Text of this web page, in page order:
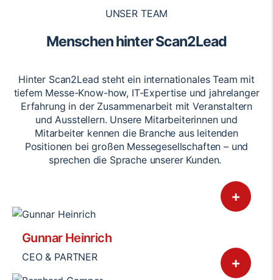
UNSER TEAM
Menschen hinter Scan2Lead
Hinter Scan2Lead steht ein internationales Team mit
tiefem Messe-Know-how, IT-Expertise und jahrelanger
Erfahrung in der Zusammenarbeit mit Veranstaltern
und Ausstellern. Unsere Mitarbeiterinnen und
Mitarbeiter kennen die Branche aus leitenden
Positionen bei großen Messegesellschaften – und
sprechen die Sprache unserer Kunden.
+
Gunnar Heinrich
CEO & PARTNER +